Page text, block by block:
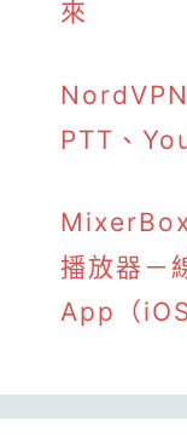
來
PTT、
播放器－
App（